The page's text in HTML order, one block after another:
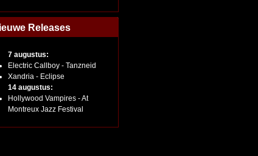
Releases
7 augustus:
Electric Callboy - Tanzneid
Xandria - Eclipse
14 augustus:
Hollywood Vampires - At
Montreux Jazz Festival